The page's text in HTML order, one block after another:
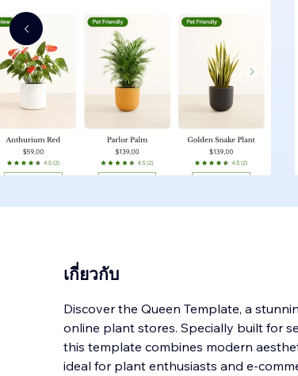
เกี่ยวกับ
Discover the Queen Template, a
online plant stores. Specially built for
this template combines modern
ideal for plant enthusiasts and e-